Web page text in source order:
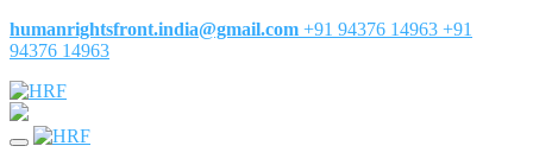
humanrightsfront.india@gmail.com +91 94376 14963 +91
94376 14963